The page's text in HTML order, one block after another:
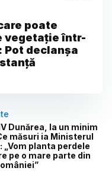
poate
vegetație într-
Pot declanșa
Dunărea, la un minim
măsuri ia Ministerul
„Vom planta perdele
pe o mare parte din